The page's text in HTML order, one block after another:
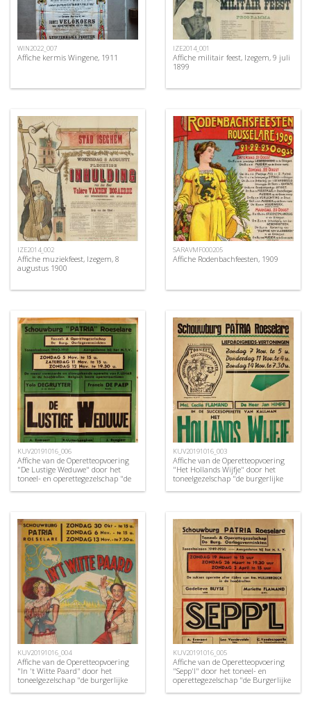
WIN2022_007
Affiche kermis Wingene, 1911
IZE2014_001
Affiche militair feest, Izegem, 9 juli
1899
IZE2014_002
Affiche muziekfeest, Izegem, 8
augustus 1900
SARAVMF000205
Affiche Rodenbachfeesten, 1909
KUV20191016_006
Affiche van de Operetteopvoering
"De Lustige Weduwe" door het
toneel- en operettegezelschap "de
KUV20191016_003
Affiche van de Operetteopvoering
"Het Hollands Wijfje" door het
toneelgezelschap "de burgerlijke
KUV20191016_004
Affiche van de Operetteopvoering
"In 't Witte Paard" door het
toneelgezelschap "de burgerlijke
KUV20191016_005
Affiche van de Operetteopvoering
"Sepp'l" door het toneel- en
operettegezelschap "de Burgerlijke